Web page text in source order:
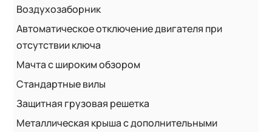
Воздухозаборник
Автоматическое отключение двигателя при
отсутствии ключа
Мачта с широким обзором
Стандартные вилы
Защитная грузовая решетка
Металлическая крыша с дополнительными